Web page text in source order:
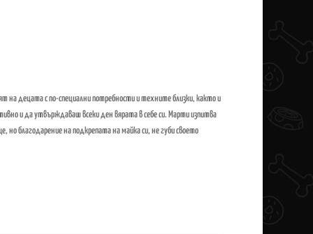
на децата с по-специални потребности и техните близки, както и
и да утвърждаваш всеки ден вярата в себе си. Марти изпитва
но благодарение на подкрепата на майка си, не губи своето